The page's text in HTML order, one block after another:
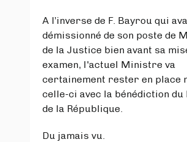
A l’inverse de F. Bayrou qui
démissionné de son poste de
de la Justice bien avant sa
examen, l'actuel Ministre va
certainement rester en place
celle-ci avec la bénédiction du
de la République.
Du jamais vu.